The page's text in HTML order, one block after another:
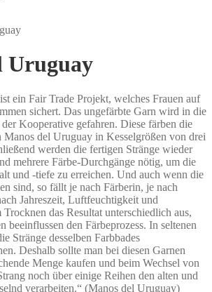
Uruguay
ein Fair Trade Projekt, welches Frauen auf
sichert. Das ungefärbte Garn wird in die
Kooperative gefahren. Diese färben die
del Uruguay in Kesselgrößen von drei
werden die fertigen Stränge wieder
mehrere Färbe-Durchgänge nötig, um die
und -tiefe zu erreichen. Und auch wenn die
sind, so fällt je nach Färberin, je nach
Jahreszeit, Luftfeuchtigkeit und
Trocknen das Resultat unterschiedlich aus,
beeinflussen den Färbeprozess. In seltenen
Stränge desselben Farbbades
Deshalb sollte man bei diesen Garnen
Menge kaufen und beim Wechsel von
noch über einige Reihen den alten und
verarbeiten.“ (Manos del Uruguay)